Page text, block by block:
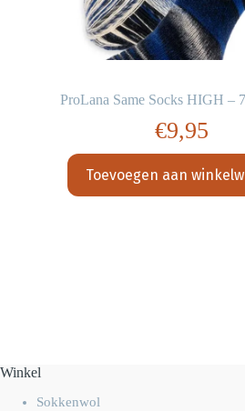
ProLana Same Socks HIGH –
€9,95
Toevoegen aan
Winkel
Sokkenwol